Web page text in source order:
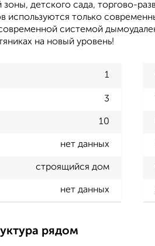
детского сада, торгово-
используются только
системой
на новый уровень!
1
3
10
нет данных
строящийся дом
нет данных
рядом